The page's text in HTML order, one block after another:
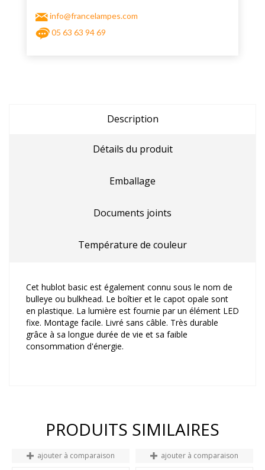
info@francelampes.com
05 63 63 94 69
Description
Détails du produit
Emballage
Documents joints
Température de couleur
Cet hublot basic est également connu sous le nom de
bulleye ou bulkhead. Le boîtier et le capot opale sont
en plastique. La lumière est fournie par un élément LED
fixe. Montage facile. Livré sans câble. Très durable
grâce à sa longue durée de vie et sa faible
consommation d'énergie.
PRODUITS SIMILAIRES
ajouter à comparaison ajouter à comparaison